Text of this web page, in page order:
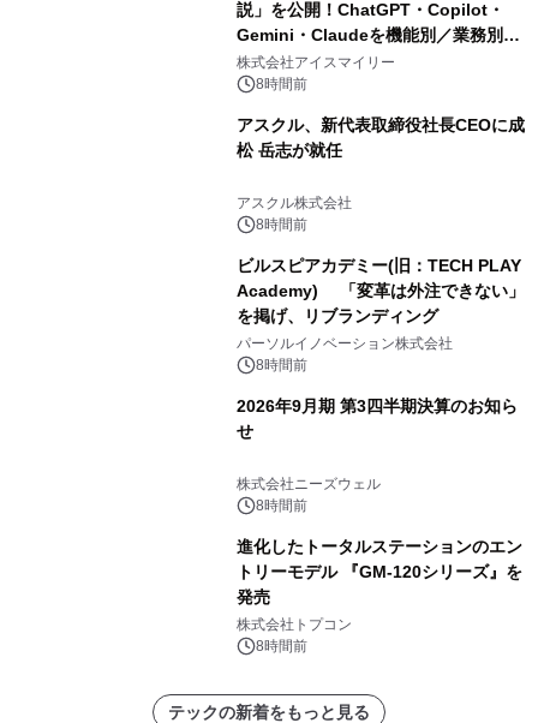
説」を公開！ChatGPT・Copilot・
Gemini・Claudeを機能別／業務別に
比較―自社に合う生成AIの選び方がわ
かる実践ガイド
株式会社アイスマイリー
8時間前
アスクル、新代表取締役社長CEOに成
松 岳志が就任
アスクル株式会社
8時間前
ビルスピアカデミー(旧：TECH PLAY
Academy) 「変革は外注できない」
を掲げ、リブランディング
パーソルイノベーション株式会社
8時間前
2026年9月期 第3四半期決算のお知ら
せ
株式会社ニーズウェル
8時間前
進化したトータルステーションのエン
トリーモデル 『GM-120シリーズ』を
発売
株式会社トプコン
8時間前
テックの新着をもっと見る